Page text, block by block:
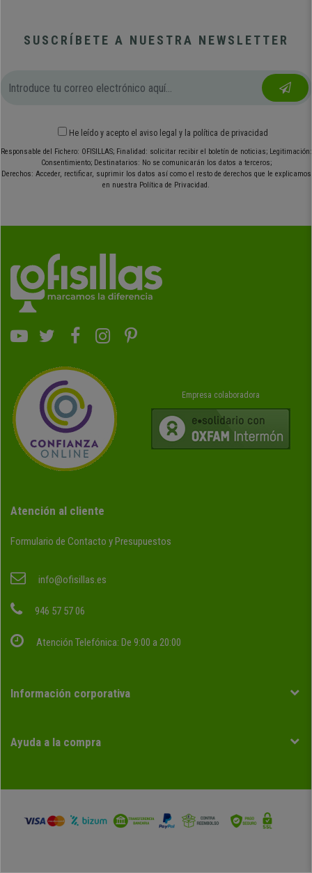
SUSCRÍBETE A NUESTRA NEWSLETTER
He leído y acepto el aviso legal y la política de privacidad
Responsable del Fichero: OFISILLAS; Finalidad: solicitar recibir el boletín de noticias; Legitimación:
Consentimiento; Destinatarios: No se comunicarán los datos a terceros;
Derechos: Acceder, rectificar, suprimir los datos así como el resto de derechos que le explicamos
en nuestra Política de Privacidad.
Empresa colaboradora
Atención al cliente
Formulario de Contacto y Presupuestos
info@ofisillas.es
946 57 57 06
Atención Telefónica: De 9:00 a 20:00
Información corporativa
Ayuda a la compra